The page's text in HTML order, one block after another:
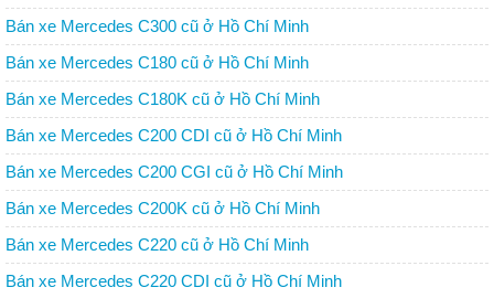
Bán xe Mercedes C300 cũ ở Hồ Chí Minh
Bán xe Mercedes C180 cũ ở Hồ Chí Minh
Bán xe Mercedes C180K cũ ở Hồ Chí Minh
Bán xe Mercedes C200 CDI cũ ở Hồ Chí Minh
Bán xe Mercedes C200 CGI cũ ở Hồ Chí Minh
Bán xe Mercedes C200K cũ ở Hồ Chí Minh
Bán xe Mercedes C220 cũ ở Hồ Chí Minh
Bán xe Mercedes C220 CDI cũ ở Hồ Chí Minh